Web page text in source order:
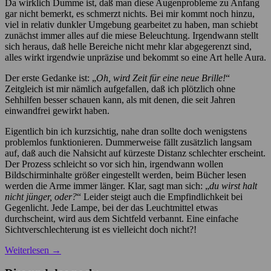
Da wirklich Dumme ist, daß man diese Augenprobleme zu Anfang
gar nicht bemerkt, es schmerzt nichts. Bei mir kommt noch hinzu,
viel in relativ dunkler Umgebung gearbeitet zu haben, man schiebt
zunächst immer alles auf die miese Beleuchtung. Irgendwann stellt
sich heraus, daß helle Bereiche nicht mehr klar abgegerenzt sind,
alles wirkt irgendwie unpräzise und bekommt so eine Art helle Aura.
Der erste Gedanke ist: „Oh, wird Zeit für eine neue Brille!“
Zeitgleich ist mir nämlich aufgefallen, daß ich plötzlich ohne
Sehhilfen besser schauen kann, als mit denen, die seit Jahren
einwandfrei gewirkt haben.
Eigentlich bin ich kurzsichtig, nahe dran sollte doch wenigstens
problemlos funktionieren. Dummerweise fällt zusätzlich langsam
auf, daß auch die Nahsicht auf kürzeste Distanz schlechter erscheint.
Der Prozess schleicht so vor sich hin, irgendwann wollen
Bildschirminhalte größer eingestellt werden, beim Bücher lesen
werden die Arme immer länger. Klar, sagt man sich: „du wirst halt
nicht jünger, oder?“ Leider steigt auch die Empfindlichkeit bei
Gegenlicht. Jede Lampe, bei der das Leuchtmittel etwas
durchscheint, wird aus dem Sichtfeld verbannt. Eine einfache
Sichtverschlechterung ist es vielleicht doch nicht?!
Weiterlesen →